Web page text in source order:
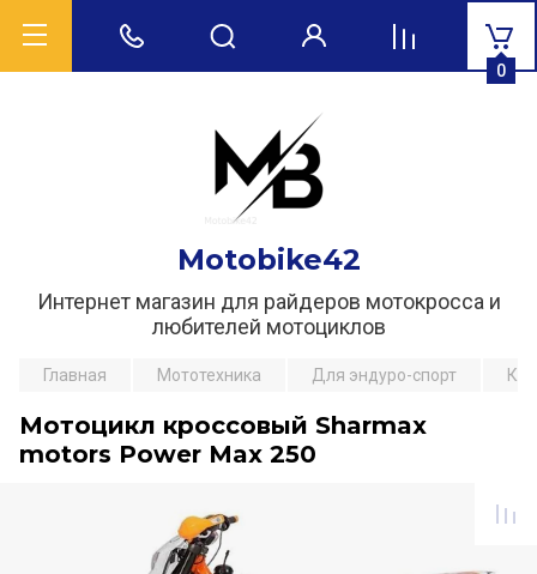
Motobike42
Интернет магазин для райдеров мотокросса и
любителей мотоциклов
0
Главная Мототехника Для эндуро-спорт
Мотоцикл кроссовый Sharmax
motors Power Max 250